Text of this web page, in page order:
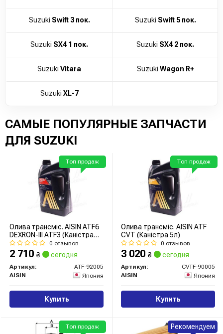
Suzuki Swift 3 пок. Suzuki Swift 5 пок.
Suzuki SX4 1 пок. Suzuki SX4 2 пок.
Suzuki Vitara Suzuki Wagon R+
Suzuki XL-7
САМЫЕ ПОПУЛЯРНЫЕ ЗАПЧАСТИ
ДЛЯ SUZUKI
Олива трансміс. AISIN ATF6
DEXRON-III ATF3 (Каністра
5л)
0 отзывов
2 710 ₴ сегодня
Артикул:
ATF-92005
AISIN
Япония
Купить
Топ продаж
Олива трансміс. AISIN ATF
CVT (Каністра 5л)
0 отзывов
3 020 ₴ сегодня
Артикул:
CVTF-90005
AISIN
Япония
Купить
Топ продаж
Топ продаж Рекомендуем